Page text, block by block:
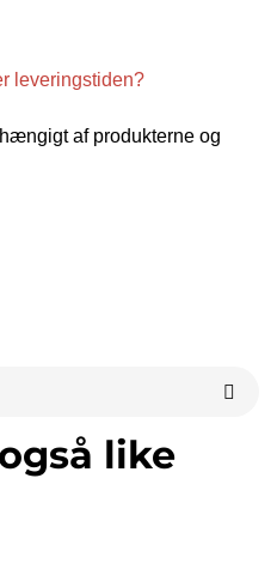
leveringstiden?
af produkterne og
like